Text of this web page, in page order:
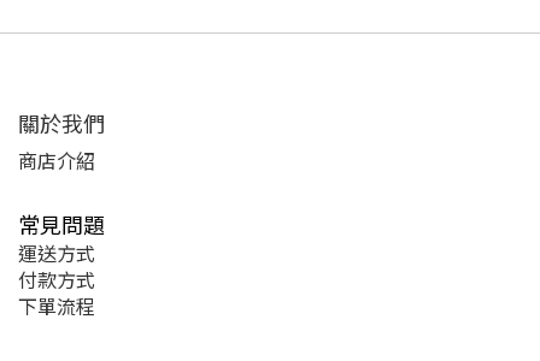
關於我們
商店介紹
常見問題
運送方式
付款方式
下單流程